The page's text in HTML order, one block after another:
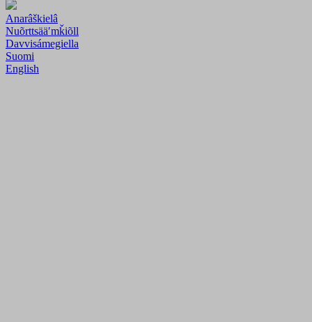
Anarâškielâ
Nuõrttsääʹmǩiõll
Davvisámegiella
Suomi
English